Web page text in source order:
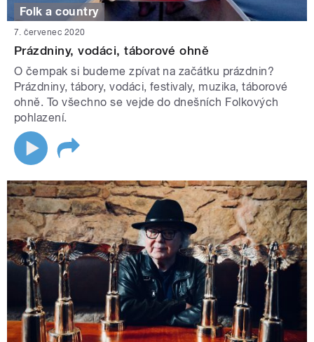
Folk a country
7. červenec 2020
Prázdniny, vodáci, táborové ohně
O čempak si budeme zpívat na začátku prázdnin?
Prázdniny, tábory, vodáci, festivaly, muzika, táborové
ohně. To všechno se vejde do dnešních Folkových
pohlazení.